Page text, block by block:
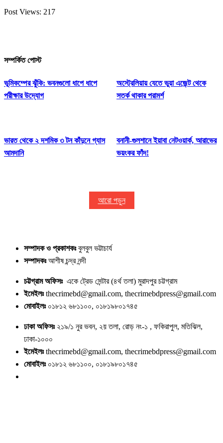
Post Views: 217
সম্পর্কিত পোস্ট
ভূমিকম্পের ঝুঁকি: ভবনগুলো ধাপে ধাপে
পরীক্ষার উদ্যোগ
অস্ট্রেলিয়ায় যেতে ভুয়া এজেন্ট থেকে
সতর্ক থাকার পরামর্শ
ভারত থেকে ২ দশমিক ৩ টন কাঁদুনে গ্যাস
আমদানি
বনানী-গুলশানে ইয়াবা নেটওয়ার্ক, আরাভের
ভয়ংকর ফাঁদ!
আরো পড়ুন
সম্পাদক ও প্রকাশকঃবুলবুল ভট্টাচার্য
সম্পাদকঃআশীষ চন্দ্র নন্দী
চট্টগ্রাম অফিসঃএকে ট্রেড সেন্টার (৪র্থ তলা) মুরাদপুর চট্টগ্রাম
ইমেইলঃthecrimebd@gmail.com, thecrimebdpress@gmail.com
মোবাইলঃ০১৮১২ ৬৮১১০০, ০১৮১৯৮০১৭৪৫
ঢাকা অফিসঃ২১৯/১ নুর ভবন, ২য় তলা, রোড় নং-১ , ফকিরাপুল, মতিঝিল,
ঢাকা-১০০০
ইমেইলঃthecrimebd@gmail.com, thecrimebdpress@gmail.com
মোবাইলঃ০১৮১২ ৬৮১১০০, ০১৮১৯৮০১৭৪৫